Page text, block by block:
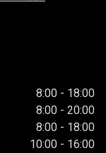
8:00 - 18:00
8:00 - 20:00
8:00 - 18:00
10:00 - 16:00